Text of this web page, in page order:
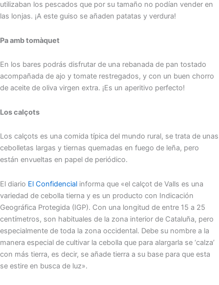
utilizaban los pescados que por su tamaño no podían vender en
las lonjas. ¡A este guiso se añaden patatas y verdura!
Pa amb tomàquet
En los bares podrás disfrutar de una rebanada de pan tostado
acompañada de ajo y tomate restregados, y con un buen chorro
de aceite de oliva virgen extra. ¡Es un aperitivo perfecto!
Los calçots
Los calçots es una comida típica del mundo rural, se trata de unas
cebolletas largas y tiernas quemadas en fuego de leña, pero
están envueltas en papel de periódico.
El diario El Confidencial informa que «el calçot de Valls es una
variedad de cebolla tierna y es un producto con Indicación
Geográfica Protegida (IGP). Con una longitud de entre 15 a 25
centímetros, son habituales de la zona interior de Cataluña, pero
especialmente de toda la zona occidental. Debe su nombre a la
manera especial de cultivar la cebolla que para alargarla se ‘calza’
con más tierra, es decir, se añade tierra a su base para que esta
se estire en busca de luz».